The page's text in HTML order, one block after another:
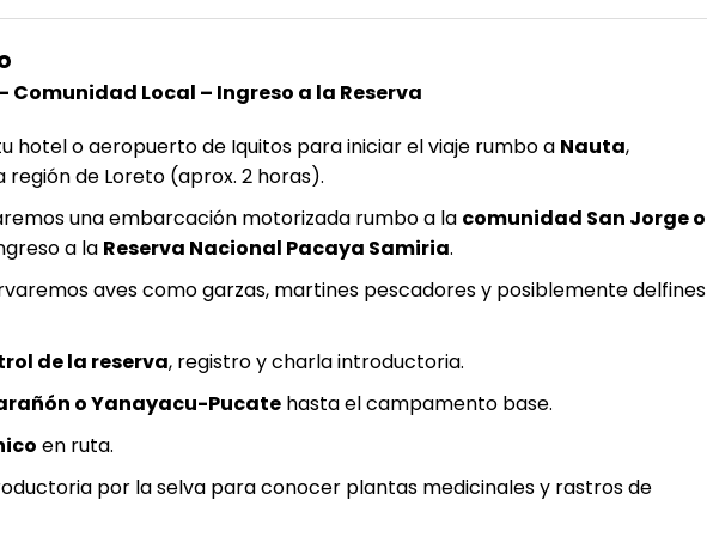
Comunidad Local – Ingreso a la Reserva
hotel o aeropuerto de Iquitos para iniciar el viaje rumbo a Nauta,
de Loreto (aprox. 2 horas).
una embarcación motorizada rumbo a la comunidad San Jorge o
a la Reserva Nacional Pacaya Samiria.
aves como garzas, martines pescadores y posiblemente delfines
de la reserva, registro y charla introductoria.
o Yanayacu-Pucate hasta el campamento base.
en ruta.
por la selva para conocer plantas medicinales y rastros de